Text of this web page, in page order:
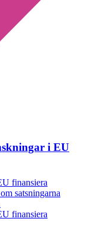
i EU
finansiera
satsningarna
finansiera